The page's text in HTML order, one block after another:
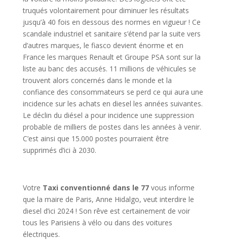
truqués volontairement pour diminuer les résultats
jusqu’à 40 fois en dessous des normes en vigueur ! Ce
scandale industriel et sanitaire s’étend par la suite vers
d’autres marques, le fiasco devient énorme et en
France les marques Renault et Groupe PSA sont sur la
liste au banc des accusés. 11 millions de véhicules se
trouvent alors concernés dans le monde et la
confiance des consommateurs se perd ce qui aura une
incidence sur les achats en diesel les années suivantes.
Le déclin du diésel a pour incidence une suppression
probable de milliers de postes dans les années à venir.
C’est ainsi que 15.000 postes pourraient être
supprimés d’ici à 2030.
Votre Taxi conventionné dans le 77 vous informe
que la maire de Paris, Anne Hidalgo, veut interdire le
diesel d’ici 2024 ! Son rêve est certainement de voir
tous les Parisiens à vélo ou dans des voitures
électriques.